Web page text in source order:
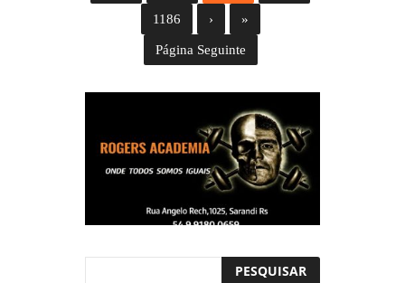
1186 › »
Página Seguinte